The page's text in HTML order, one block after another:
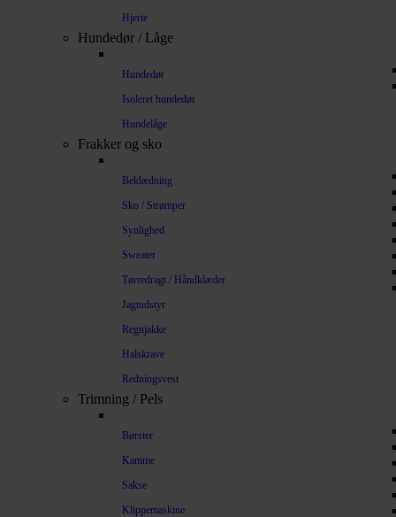
Hjerte
Hundedør / Låge
Hundedør
Isoleret hundedør
Hundelåge
Frakker og sko
Beklædning
Sko / Strømper
Synlighed
Sweater
Tørredragt / Håndklæder
Jagtudstyr
Regnjakke
Halskrave
Redningsvest
Trimning / Pels
Børster
Kamme
Sakse
Klippemaskine